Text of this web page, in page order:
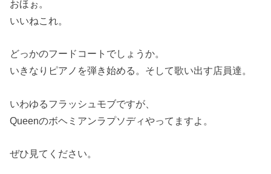
おほぉ。
いいねこれ。
どっかのフードコートでしょうか。
いきなりピアノを弾き始める。そして歌い出す店員達。
いわゆるフラッシュモブですが、
Queenのボヘミアンラプソディやってますよ。
ぜひ見てください。